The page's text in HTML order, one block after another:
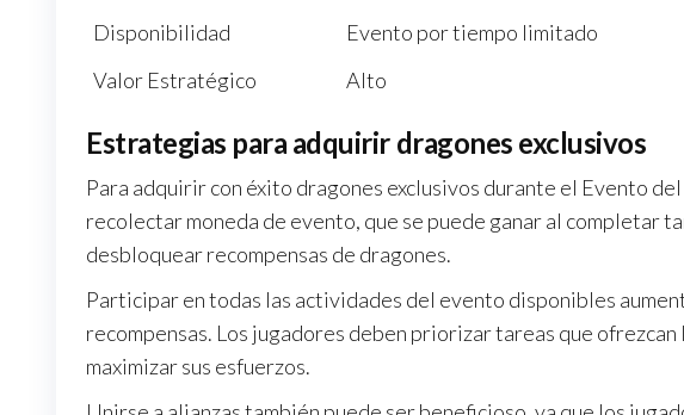
Disponibilidad
Evento por tiempo limitado
Valor Estratégico
Alto
Estrategias para adquirir dragones exclusivos
Para adquirir con éxito dragones exclusivos durante el Evento
recolectar moneda de evento, que se puede ganar al completar
desbloquear recompensas de dragones.
Participar en todas las actividades del evento disponibles
recompensas. Los jugadores deben priorizar tareas que
maximizar sus esfuerzos.